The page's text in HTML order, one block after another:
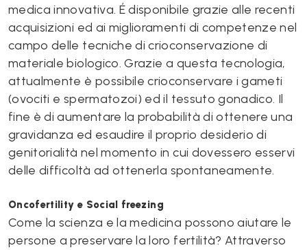
medica innovativa. É disponibile grazie alle recenti
acquisizioni ed ai miglioramenti di competenze nel
campo delle tecniche di crioconservazione di
materiale biologico. Grazie a questa tecnologia,
attualmente è possibile crioconservare i gameti
(ovociti e spermatozoi) ed il tessuto gonadico. Il
fine è di aumentare la probabilità di ottenere una
gravidanza ed esaudire il proprio desiderio di
genitorialità nel momento in cui dovessero esservi
delle difficoltà ad ottenerla spontaneamente.
Oncofertility e Social freezing
Come la scienza e la medicina possono aiutare le
persone a preservare la loro fertilità? Attraverso